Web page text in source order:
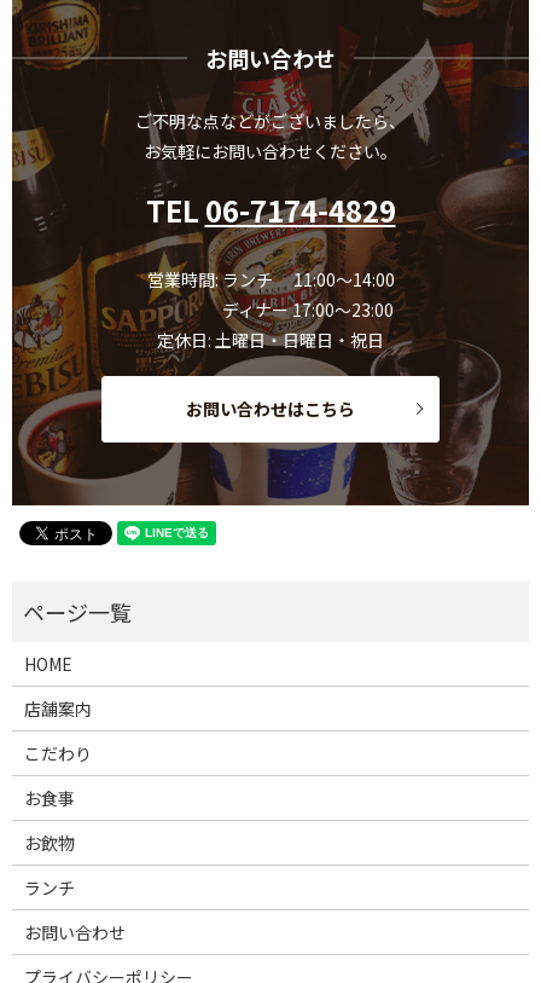
お問い合わせ
ご不明な点などがございましたら、
お気軽にお問い合わせください。
TEL 06-7174-4829
営業時間: ランチ 11:00～14:00
ディナー 17:00～23:00
定休日: 土曜日・日曜日・祝日
お問い合わせはこちら
HOME
店舗案内
こだわり
お食事
お飲物
ランチ
お問い合わせ
プライバシーポリシー